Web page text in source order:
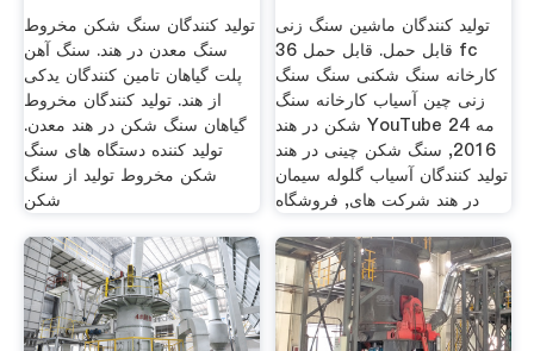
تولید کنندگان سنگ شکن مخروط
سنگ معدن در هند. سنگ آهن
پلت گیاهان تامین کنندگان یدکی
از هند. تولید کنندگان مخروط
گیاهان سنگ شکن در هند معدن.
تولید کننده دستگاه های سنگ
شکن مخروط تولید از سنگ
شکن
تولید کنندگان ماشین سنگ زنی
قابل حمل. قابل حمل 36 fc
کارخانه سنگ شکنی سنگ سنگ
زنی چین آسیاب کارخانه سنگ
شکن در هند YouTube 24 مه
2016, سنگ شکن چینی در هند
تولید کنندگان آسیاب گلوله سیمان
در هند شرکت های, فروشگاه